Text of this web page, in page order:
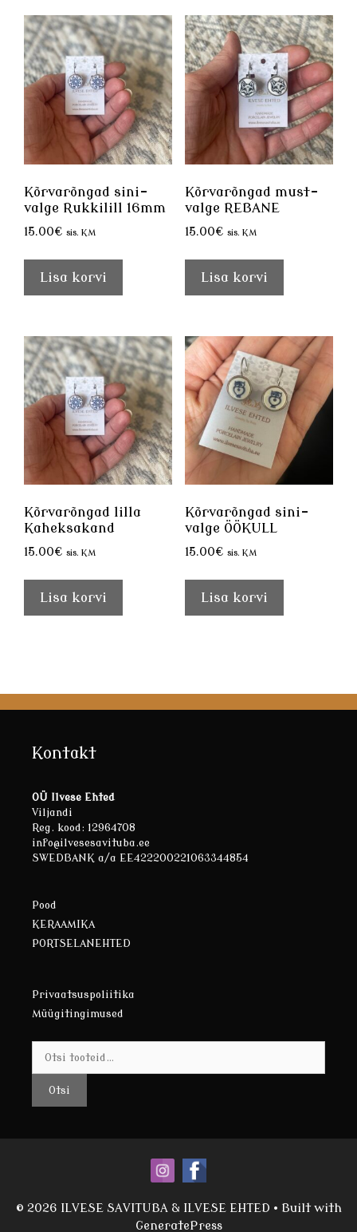
Kõrvarõngad sini-
valge Rukkilill 16mm
15.00€ sis. KM
Lisa korvi
Kõrvarõngad must-
valge REBANE
15.00€ sis. KM
Lisa korvi
Kõrvarõngad lilla
Kaheksakand
15.00€ sis. KM
Lisa korvi
Kõrvarõngad sini-
valge ÖÖKULL
15.00€ sis. KM
Lisa korvi
Kontakt
OÜ Ilvese Ehted
Viljandi
Reg. kood: 12964708
info@ilvesesavituba.ee
SWEDBANK a/a EE422200221063344854
Pood
KERAAMIKA
PORTSELANEHTED
Privaatsuspoliitika
Müügitingimused
Otsi
© 2026 ILVESE SAVITUBA & ILVESE EHTED • Built with
GeneratePress